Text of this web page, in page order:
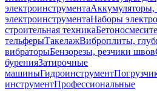
электроинструментаАккумуляторы,
электроинструментаНаборы
строительная техника
тельферыТакелажВиброплиты,
вибраторыБензорезы, резчики швов
буренияЗатирочные
машиныГидроинструмент
инструментПрофессиональные